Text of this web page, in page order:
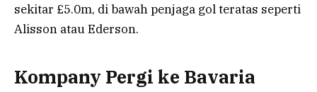
sekitar £5.0m, di bawah penjaga gol teratas seperti
Alisson atau Ederson.
Kompany Pergi ke Bavaria